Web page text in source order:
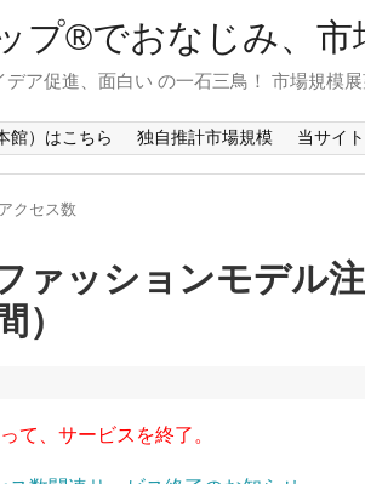
プ®でおなじみ、市
ア促進、面白い の一石三鳥！ 市場規模展
館）はこちら 独自推計市場規模 当サイ
クセス数
ァッションモデル
）
て、サービスを終了。